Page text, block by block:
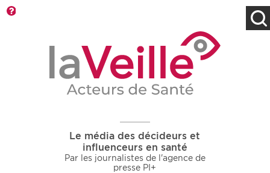
Le média des décideurs et
influenceurs en santé
Par les journalistes de l'agence de
presse PI+
Rendez-vous des 7
prochains jours
Recherche par mots clés
Type d'information
Rendez-vous